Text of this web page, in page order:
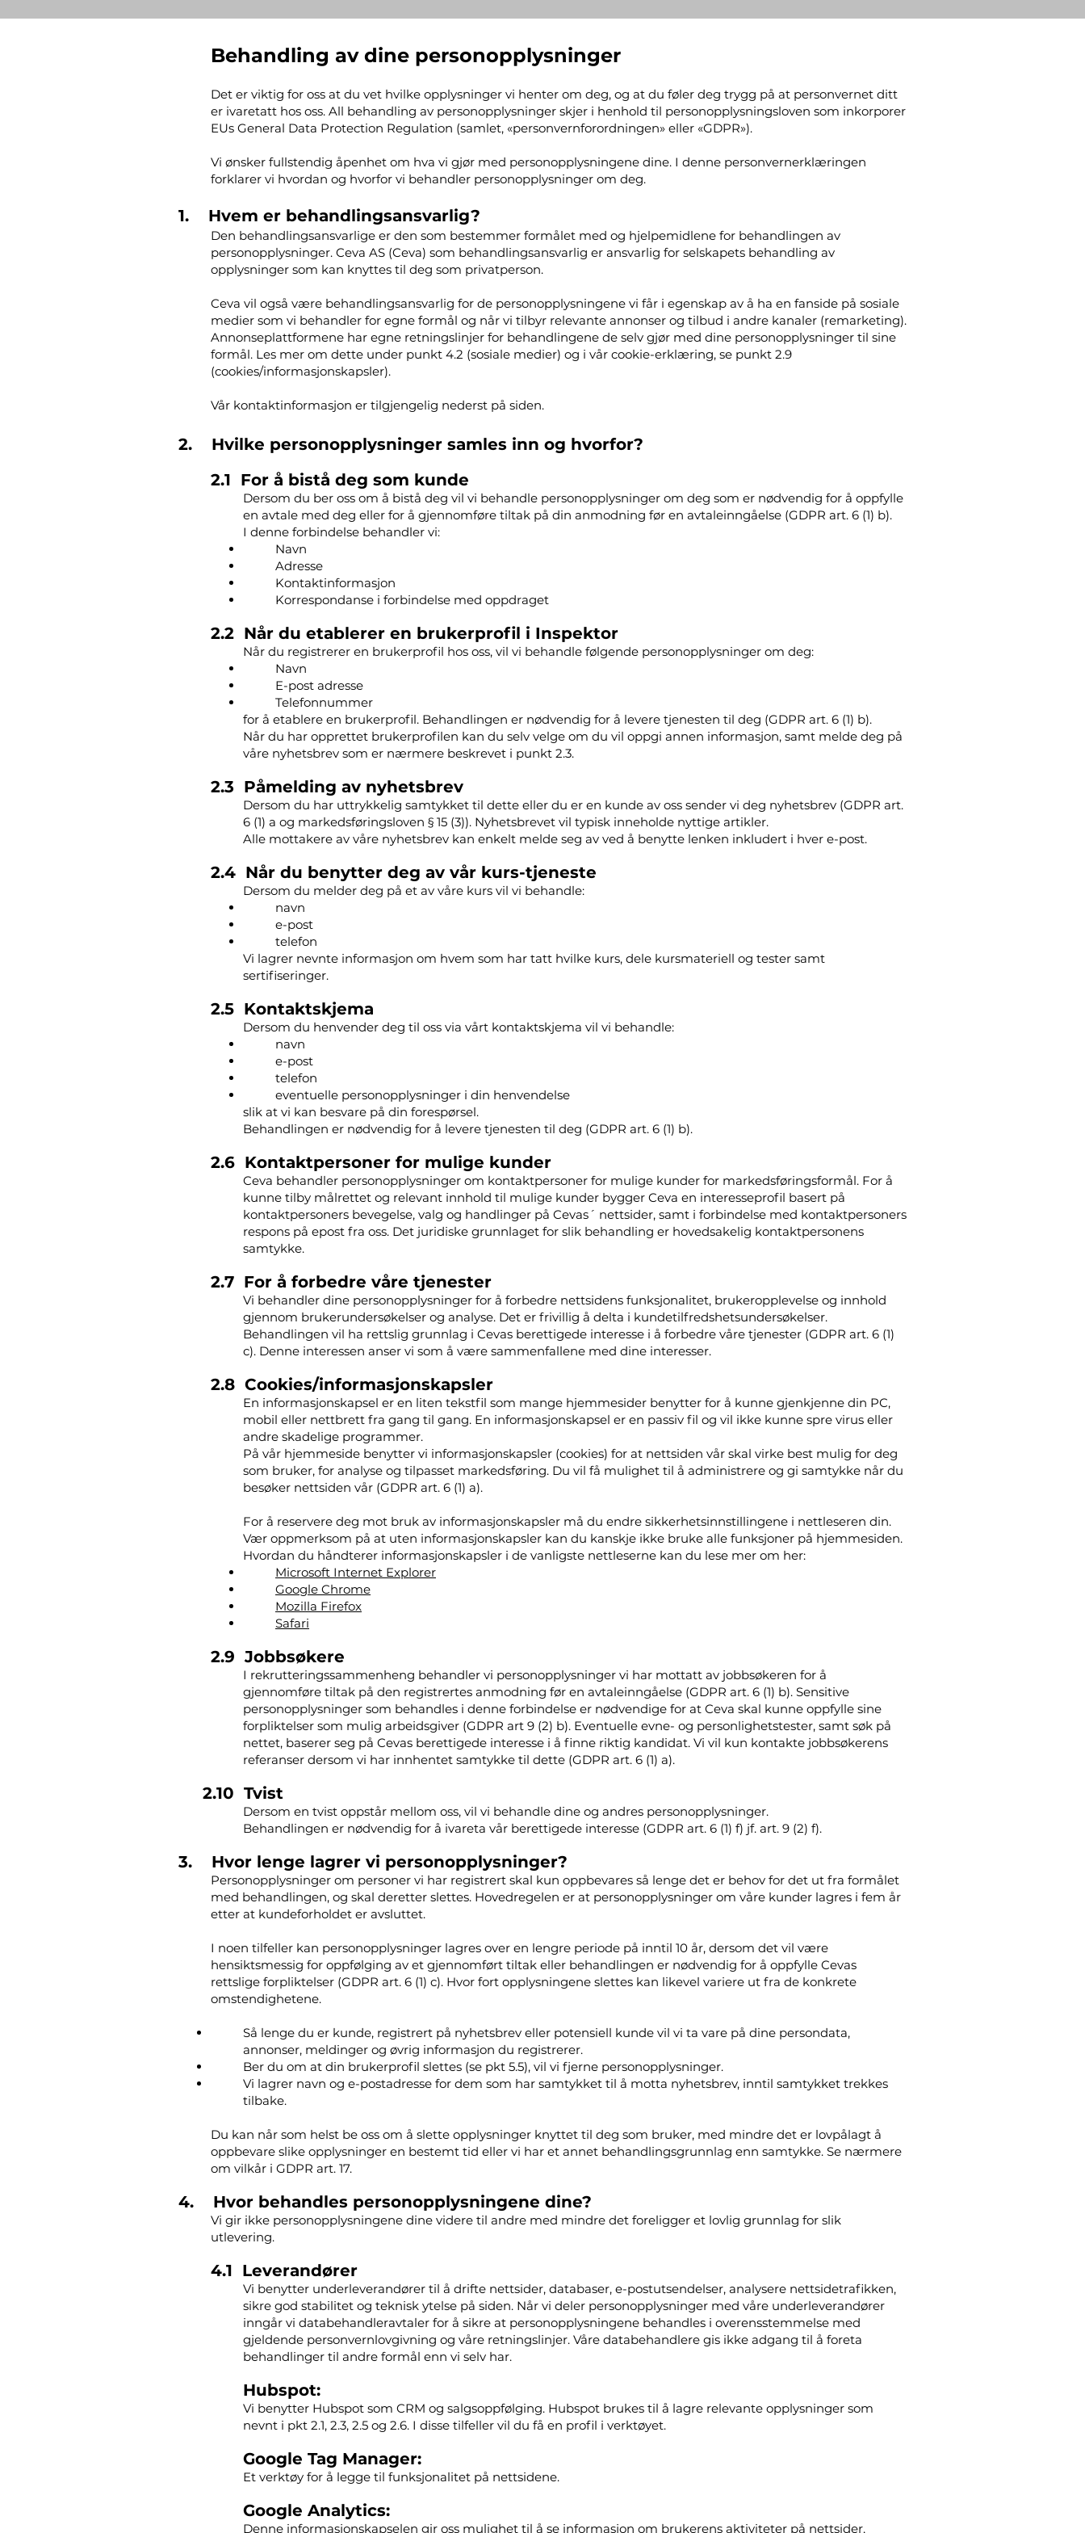
Behandling av dine personopplysninger
Det er viktig for oss at du vet hvilke opplysninger vi henter om deg, og at du føler deg trygg på at personvernet ditt
er ivaretatt hos oss. All behandling av personopplysninger skjer i henhold til personopplysningsloven som inkorporer
EUs General Data Protection Regulation (samlet, «personvernforordningen» eller «GDPR»).
Vi ønsker fullstendig åpenhet om hva vi gjør med personopplysningene dine. I denne personvernerklæringen
forklarer vi hvordan og hvorfor vi behandler personopplysninger om deg.
1. Hvem er behandlingsansvarlig?
Den behandlingsansvarlige er den som bestemmer formålet med og hjelpemidlene for behandlingen av
personopplysninger. Ceva AS (Ceva) som behandlingsansvarlig er ansvarlig for selskapets behandling av
opplysninger som kan knyttes til deg som privatperson.
Ceva vil også være behandlingsansvarlig for de personopplysningene vi får i egenskap av å ha en fanside på sosiale
medier som vi behandler for egne formål og når vi tilbyr relevante annonser og tilbud i andre kanaler (remarketing).
Annonseplattformene har egne retningslinjer for behandlingene de selv gjør med dine personopplysninger til sine
formål. Les mer om dette under punkt 4.2 (sosiale medier) og i vår cookie-erklæring, se punkt 2.9
(cookies/informasjonskapsler).
Vår kontaktinformasjon er tilgjengelig nederst på siden.
2. Hvilke personopplysninger samles inn og hvorfor?
2.1 For å bistå deg som kunde
Dersom du ber oss om å bistå deg vil vi behandle personopplysninger om deg som er nødvendig for å oppfylle
en avtale med deg eller for å gjennomføre tiltak på din anmodning før en avtaleinngåelse (GDPR art. 6 (1) b).
I denne forbindelse behandler vi:
Navn
Adresse
Kontaktinformasjon
Korrespondanse i forbindelse med oppdraget
2.2 Når du etablerer en brukerprofil i Inspektor
Når du registrerer en brukerprofil hos oss, vil vi behandle følgende personopplysninger om deg:
Navn
E-post adresse
Telefonnummer
for å etablere en brukerprofil. Behandlingen er nødvendig for å levere tjenesten til deg (GDPR art. 6 (1) b).
Når du har opprettet brukerprofilen kan du selv velge om du vil oppgi annen informasjon, samt melde deg på
våre nyhetsbrev som er nærmere beskrevet i punkt 2.3.
2.3 Påmelding av nyhetsbrev
Dersom du har uttrykkelig samtykket til dette eller du er en kunde av oss sender vi deg nyhetsbrev (GDPR art.
6 (1) a og markedsføringsloven § 15 (3)). Nyhetsbrevet vil typisk inneholde nyttige artikler.
Alle mottakere av våre nyhetsbrev kan enkelt melde seg av ved å benytte lenken inkludert i hver e-post.
2.4 Når du benytter deg av vår kurs-tjeneste
Dersom du melder deg på et av våre kurs vil vi behandle:
navn
e-post
telefon
Vi lagrer nevnte informasjon om hvem som har tatt hvilke kurs, dele kursmateriell og tester samt
sertifiseringer.
2.5 Kontaktskjema
Dersom du henvender deg til oss via vårt kontaktskjema vil vi behandle:
navn
e-post
telefon
eventuelle personopplysninger i din henvendelse
slik at vi kan besvare på din forespørsel.
Behandlingen er nødvendig for å levere tjenesten til deg (GDPR art. 6 (1) b).
2.6 Kontaktpersoner for mulige kunder
Ceva behandler personopplysninger om kontaktpersoner for mulige kunder for markedsføringsformål. For å
kunne tilby målrettet og relevant innhold til mulige kunder bygger Ceva en interesseprofil basert på
kontaktpersoners bevegelse, valg og handlinger på Cevas´ nettsider, samt i forbindelse med kontaktpersoners
respons på epost fra oss. Det juridiske grunnlaget for slik behandling er hovedsakelig kontaktpersonens
samtykke.
2.7 For å forbedre våre tjenester
Vi behandler dine personopplysninger for å forbedre nettsidens funksjonalitet, brukeropplevelse og innhold
gjennom brukerundersøkelser og analyse. Det er frivillig å delta i kundetilfredshetsundersøkelser.
Behandlingen vil ha rettslig grunnlag i Cevas berettigede interesse i å forbedre våre tjenester (GDPR art. 6 (1)
c). Denne interessen anser vi som å være sammenfallene med dine interesser.
2.8 Cookies/informasjonskapsler
En informasjonskapsel er en liten tekstfil som mange hjemmesider benytter for å kunne gjenkjenne din PC,
mobil eller nettbrett fra gang til gang. En informasjonskapsel er en passiv fil og vil ikke kunne spre virus eller
andre skadelige programmer.
På vår hjemmeside benytter vi informasjonskapsler (cookies) for at nettsiden vår skal virke best mulig for deg
som bruker, for analyse og tilpasset markedsføring. Du vil få mulighet til å administrere og gi samtykke når du
besøker nettsiden vår (GDPR art. 6 (1) a).
For å reservere deg mot bruk av informasjonskapsler må du endre sikkerhetsinnstillingene i nettleseren din.
Vær oppmerksom på at uten informasjonskapsler kan du kanskje ikke bruke alle funksjoner på hjemmesiden.
Hvordan du håndterer informasjonskapsler i de vanligste nettleserne kan du lese mer om her:
Microsoft Internet Explorer
Google Chrome
Mozilla Firefox
Safari
2.9 Jobbsøkere
I rekrutteringssammenheng behandler vi personopplysninger vi har mottatt av jobbsøkeren for å
gjennomføre tiltak på den registrertes anmodning før en avtaleinngåelse (GDPR art. 6 (1) b). Sensitive
personopplysninger som behandles i denne forbindelse er nødvendige for at Ceva skal kunne oppfylle sine
forpliktelser som mulig arbeidsgiver (GDPR art 9 (2) b). Eventuelle evne- og personlighetstester, samt søk på
nettet, baserer seg på Cevas berettigede interesse i å finne riktig kandidat. Vi vil kun kontakte jobbsøkerens
referanser dersom vi har innhentet samtykke til dette (GDPR art. 6 (1) a).
2.10 Tvist
Dersom en tvist oppstår mellom oss, vil vi behandle dine og andres personopplysninger.
Behandlingen er nødvendig for å ivareta vår berettigede interesse (GDPR art. 6 (1) f) jf. art. 9 (2) f).
3. Hvor lenge lagrer vi personopplysninger?
Personopplysninger om personer vi har registrert skal kun oppbevares så lenge det er behov for det ut fra formålet
med behandlingen, og skal deretter slettes. Hovedregelen er at personopplysninger om våre kunder lagres i fem år
etter at kundeforholdet er avsluttet.
I noen tilfeller kan personopplysninger lagres over en lengre periode på inntil 10 år, dersom det vil være
hensiktsmessig for oppfølging av et gjennomført tiltak eller behandlingen er nødvendig for å oppfylle Cevas
rettslige forpliktelser (GDPR art. 6 (1) c). Hvor fort opplysningene slettes kan likevel variere ut fra de konkrete
omstendighetene.
Så lenge du er kunde, registrert på nyhetsbrev eller potensiell kunde vil vi ta vare på dine persondata,
annonser, meldinger og øvrig informasjon du registrerer.
Ber du om at din brukerprofil slettes (se pkt 5.5), vil vi fjerne personopplysninger.
Vi lagrer navn og e-postadresse for dem som har samtykket til å motta nyhetsbrev, inntil samtykket trekkes
tilbake.
Du kan når som helst be oss om å slette opplysninger knyttet til deg som bruker, med mindre det er lovpålagt å
oppbevare slike opplysninger en bestemt tid eller vi har et annet behandlingsgrunnlag enn samtykke. Se nærmere
om vilkår i GDPR art. 17.
4. Hvor behandles personopplysningene dine?
Vi gir ikke personopplysningene dine videre til andre med mindre det foreligger et lovlig grunnlag for slik
utlevering.
4.1 Leverandører
Vi benytter underleverandører til å drifte nettsider, databaser, e-postutsendelser, analysere nettsidetrafikken,
sikre god stabilitet og teknisk ytelse på siden. Når vi deler personopplysninger med våre underleverandører
inngår vi databehandleravtaler for å sikre at personopplysningene behandles i overensstemmelse med
gjeldende personvernlovgivning og våre retningslinjer. Våre databehandlere gis ikke adgang til å foreta
behandlinger til andre formål enn vi selv har.
Hubspot:
Vi benytter Hubspot som CRM og salgsoppfølging. Hubspot brukes til å lagre relevante opplysninger som
nevnt i pkt 2.1, 2.3, 2.5 og 2.6. I disse tilfeller vil du få en profil i verktøyet.
Google Tag Manager:
Et verktøy for å legge til funksjonalitet på nettsidene.
Google Analytics:
Denne informasjonskapselen gir oss mulighet til å se informasjon om brukerens aktiviteter på nettsider,